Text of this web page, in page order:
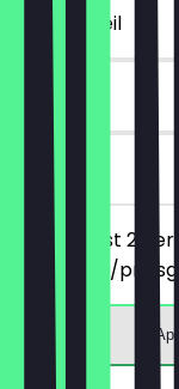
~7 € Vorteil
14 Tage
vor Ort
Du bestellst 2
günstigere/